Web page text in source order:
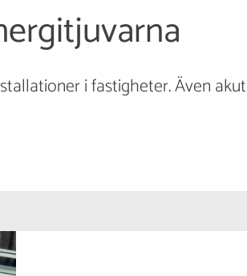
i fastigheter. Även